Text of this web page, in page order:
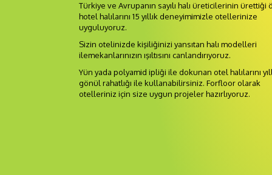
Türkiye ve Avrupanın sayılı halı üreticilerinin ürettiği
hotel halılarını 15 yıllık deneyimimizle otellerinize
uyguluyoruz.
Sizin otelinizde kişiliğinizi yansıtan halı modelleri
ilemekanlarınızın ışıltısını canlandırıyoruz.
Yün yada polyamid ipliği ile dokunan otel halılarını
gönül rahatlığı ile kullanabilirsiniz. Forfloor olarak
otelleriniz için size uygun projeler hazırlıyoruz.